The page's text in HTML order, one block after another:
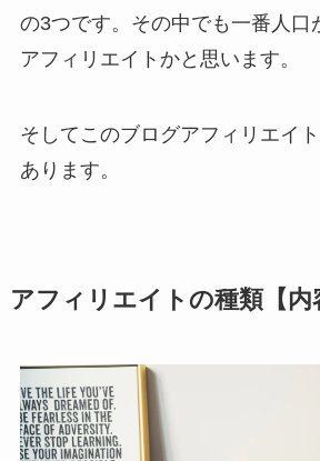
の3つです。その中でも一番人口
アフィリエイトかと思います。
そしてこのブログアフィリエイ
あります。
アフィリエイトの種類【内